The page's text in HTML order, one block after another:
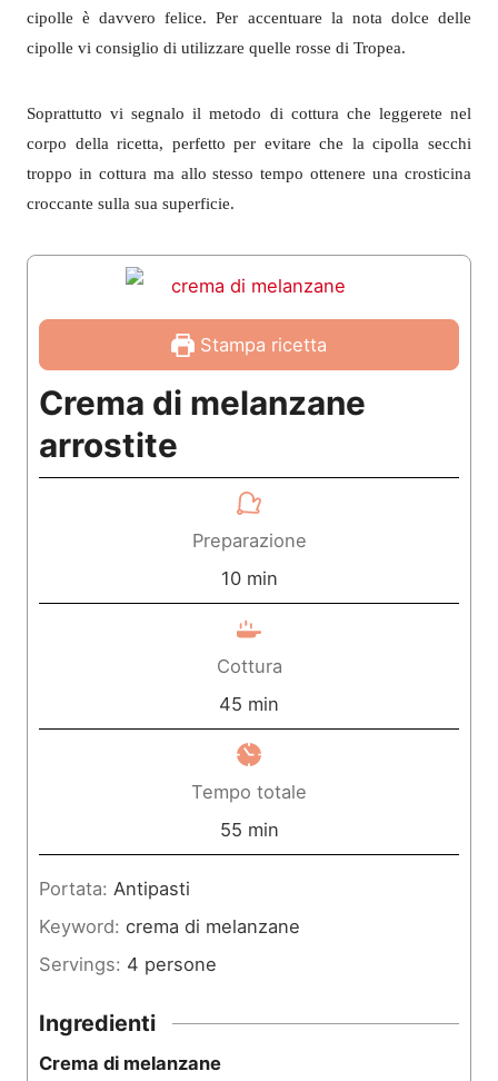
cipolle è davvero felice. Per accentuare la nota dolce delle
cipolle vi consiglio di utilizzare quelle rosse di Tropea.
Soprattutto vi segnalo il metodo di cottura che leggerete nel
corpo della ricetta, perfetto per evitare che la cipolla secchi
troppo in cottura ma allo stesso tempo ottenere una crosticina
croccante sulla sua superficie.
Stampa ricetta
Crema di melanzane
arrostite
Preparazione
10m
t
i
min
Cottura
45 m
i
t
min
Tempo totale
55m
i
min
Portata: Antipasti
Keyword: crema di melanzane
Servings: 4 persone
Ingredienti
Crema di melanzane